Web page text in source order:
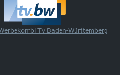
TV Baden-Württemberg